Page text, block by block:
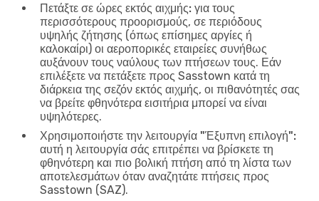
Πετάξτε σε ώρες εκτός αιχμής: για τους
περισσότερους προορισμούς, σε περιόδους
υψηλής ζήτησης (όπως επίσημες αργίες ή
καλοκαίρι) οι αεροπορικές εταιρείες συνήθως
αυξάνουν τους ναύλους των πτήσεων τους. Εάν
επιλέξετε να πετάξετε προς Sasstown κατά τη
διάρκεια της σεζόν εκτός αιχμής, οι πιθανότητές σας
να βρείτε φθηνότερα εισιτήρια μπορεί να είναι
υψηλότερες.
Χρησιμοποιήστε την λειτουργία "Έξυπνη επιλογή":
αυτή η λειτουργία σάς επιτρέπει να βρίσκετε τη
φθηνότερη και πιο βολική πτήση από τη λίστα των
αποτελεσμάτων όταν αναζητάτε πτήσεις προς
Sasstown (SAZ).